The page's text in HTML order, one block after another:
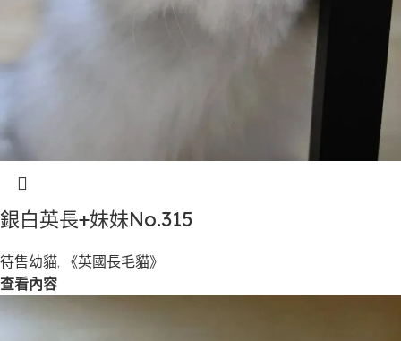
銀白英長+妹妹No.315
待售幼貓,
《英國長毛貓》
查看內容